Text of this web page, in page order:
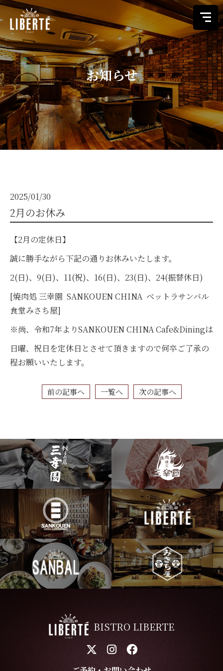
こだわり
メニュー
店舗情報
ご予約
オンラインストア
お知らせ
2025/01/30
2月のお休み
【2月の定休日】
誠に勝手ながら下記の通りお休みいたします。
2(日)、9(日)、11(祝)、16(日)、23(日)、24(振替休日)
[焼肉処 三幸園 SANKOUEN CHINA ベットラサンバル
食堂みさち屋]
※尚、令和7年よりSANKOUEN CHINA Cafe&Diningは
日曜、祝日を定休日とさせて頂きますので何卒ご了承の
程お願いいたします。
前の記事へ 一覧へ 次の記事へ
BISTRO LIBERTE